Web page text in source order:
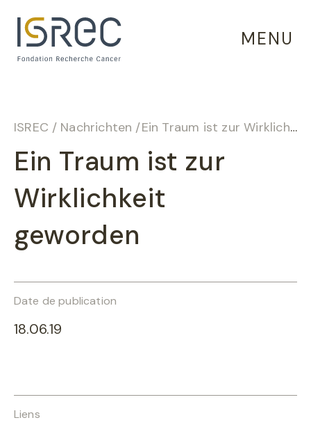
MENU
ISREC / Nachrichten /Ein Traum ist zur Wirklichkeit geworden
Ein Traum ist zur
Wirklichkeit
geworden
Date de publication
18.06.19
Liens